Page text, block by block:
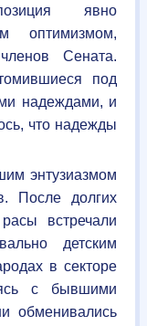
явно
оптимизмом,
Сената.
под
надеждами, и
что надежды
энтузиазмом
После долгих
встречали
детским
в секторе
с бывшими
обменивались